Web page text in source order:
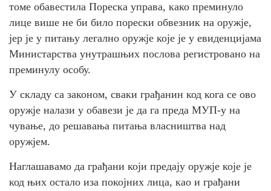
томе обавестила Пореска управа, како преминуло
лице више не би било порески обвезник на оружје,
јер је у питању легално оружје које је у евиденцијама
Министарства унутрашњих послова регистрованo на
преминулу особу.
У складу са законом, сваки грађанин код кога се ово
оружје налази у обавези је да га преда МУП-у на
чување, до решавања питања власништва над
оружјем.
Наглашавамо да грађани који предају оружје које је
код њих остало иза покојних лица, као и грађани